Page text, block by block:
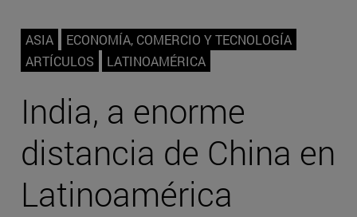
ASIA
ECONOMÍA, COMERCIO Y TECNOLOGÍA
ARTÍCULOS
LATINOAMÉRICA
India, a enorme
distancia de China en
Latinoamérica